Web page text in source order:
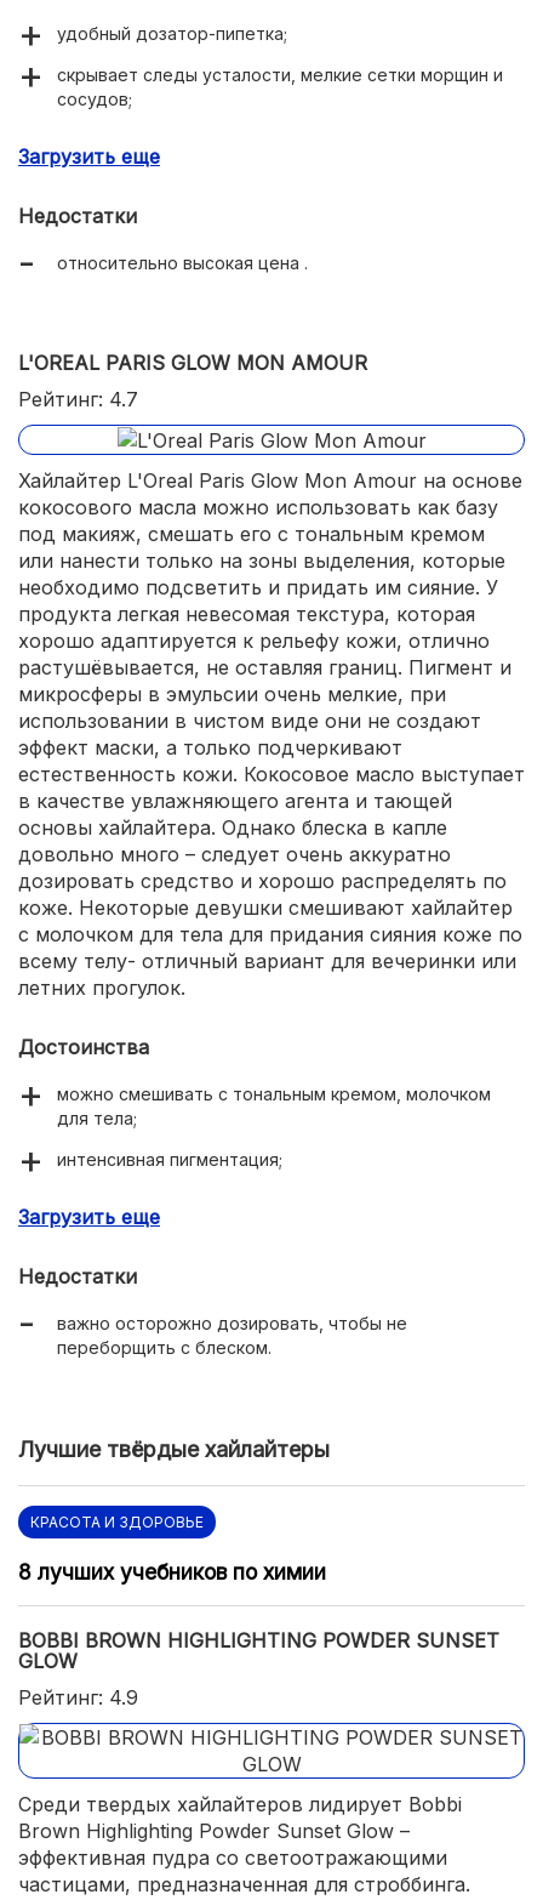
удобный дозатор-пипетка;
скрывает следы усталости, мелкие сетки морщин и
сосудов;
большой выбор оттенков.
Загрузить еще
Недостатки
относительно высокая цена .
L'OREAL PARIS GLOW MON AMOUR
Рейтинг: 4.7
Хайлайтер L'Oreal Paris Glow Mon Amour на основе
кокосового масла можно использовать как базу
под макияж, смешать его с тональным кремом
или нанести только на зоны выделения, которые
необходимо подсветить и придать им сияние. У
продукта легкая невесомая текстура, которая
хорошо адаптируется к рельефу кожи, отлично
растушёвывается, не оставляя границ. Пигмент и
микросферы в эмульсии очень мелкие, при
использовании в чистом виде они не создают
эффект маски, а только подчеркивают
естественность кожи. Кокосовое масло выступает
в качестве увлажняющего агента и тающей
основы хайлайтера. Однако блеска в капле
довольно много – следует очень аккуратно
дозировать средство и хорошо распределять по
коже. Некоторые девушки смешивают хайлайтер
с молочком для тела для придания сияния коже по
всему телу- отличный вариант для вечеринки или
летних прогулок.
Достоинства
можно смешивать с тональным кремом, молочком
для тела;
интенсивная пигментация;
Загрузить еще
Недостатки
важно осторожно дозировать, чтобы не
переборщить с блеском.
Лучшие твёрдые хайлайтеры
КРАСОТА И ЗДОРОВЬЕ
8 лучших учебников по химии
BOBBI BROWN HIGHLIGHTING POWDER SUNSET
GLOW
Рейтинг: 4.9
Среди твердых хайлайтеров лидирует Bobbi
Brown Highlighting Powder Sunset Glow –
эффективная пудра со светоотражающими
частицами, предназначенная для строббинга.